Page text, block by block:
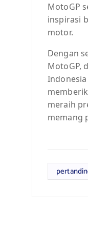
MotoGP
inspirasi
motor.
Dengan
MotoGP,
meraih
memang